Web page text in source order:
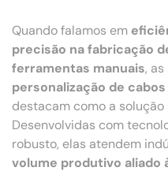
Quando falamos em
precisão na fabricação
ferramentas manuais, as
personalização de
destacam como a
Desenvolvidas com
robusto, elas atendem
volume produtivo aliado